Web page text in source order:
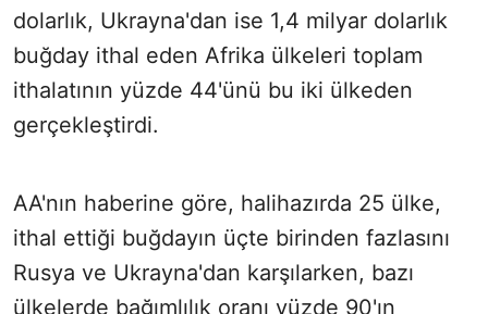
dolarlık, Ukrayna'dan ise 1,4 milyar dolarlık
buğday ithal eden Afrika ülkeleri toplam
ithalatının yüzde 44'ünü bu iki ülkeden
gerçekleştirdi.
AA'nın haberine göre, halihazırda 25 ülke,
ithal ettiği buğdayın üçte birinden fazlasını
Rusya ve Ukrayna'dan karşılarken, bazı
ülkelerde bağımlılık oranı yüzde 90'ın